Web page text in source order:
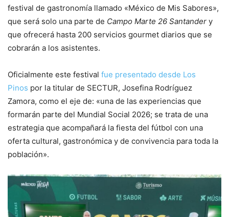
festival de gastronomía llamado «México de Mis Sabores»,
que será solo una parte de Campo Marte 26 Santander y
que ofrecerá hasta 200 servicios gourmet diarios que se
cobrarán a los asistentes.
Oficialmente este festival fue presentado desde Los
Pinos por la titular de SECTUR, Josefina Rodríguez
Zamora, como el eje de: «una de las experiencias que
formarán parte del Mundial Social 2026; se trata de una
estrategia que acompañará la fiesta del fútbol con una
oferta cultural, gastronómica y de convivencia para toda la
población».